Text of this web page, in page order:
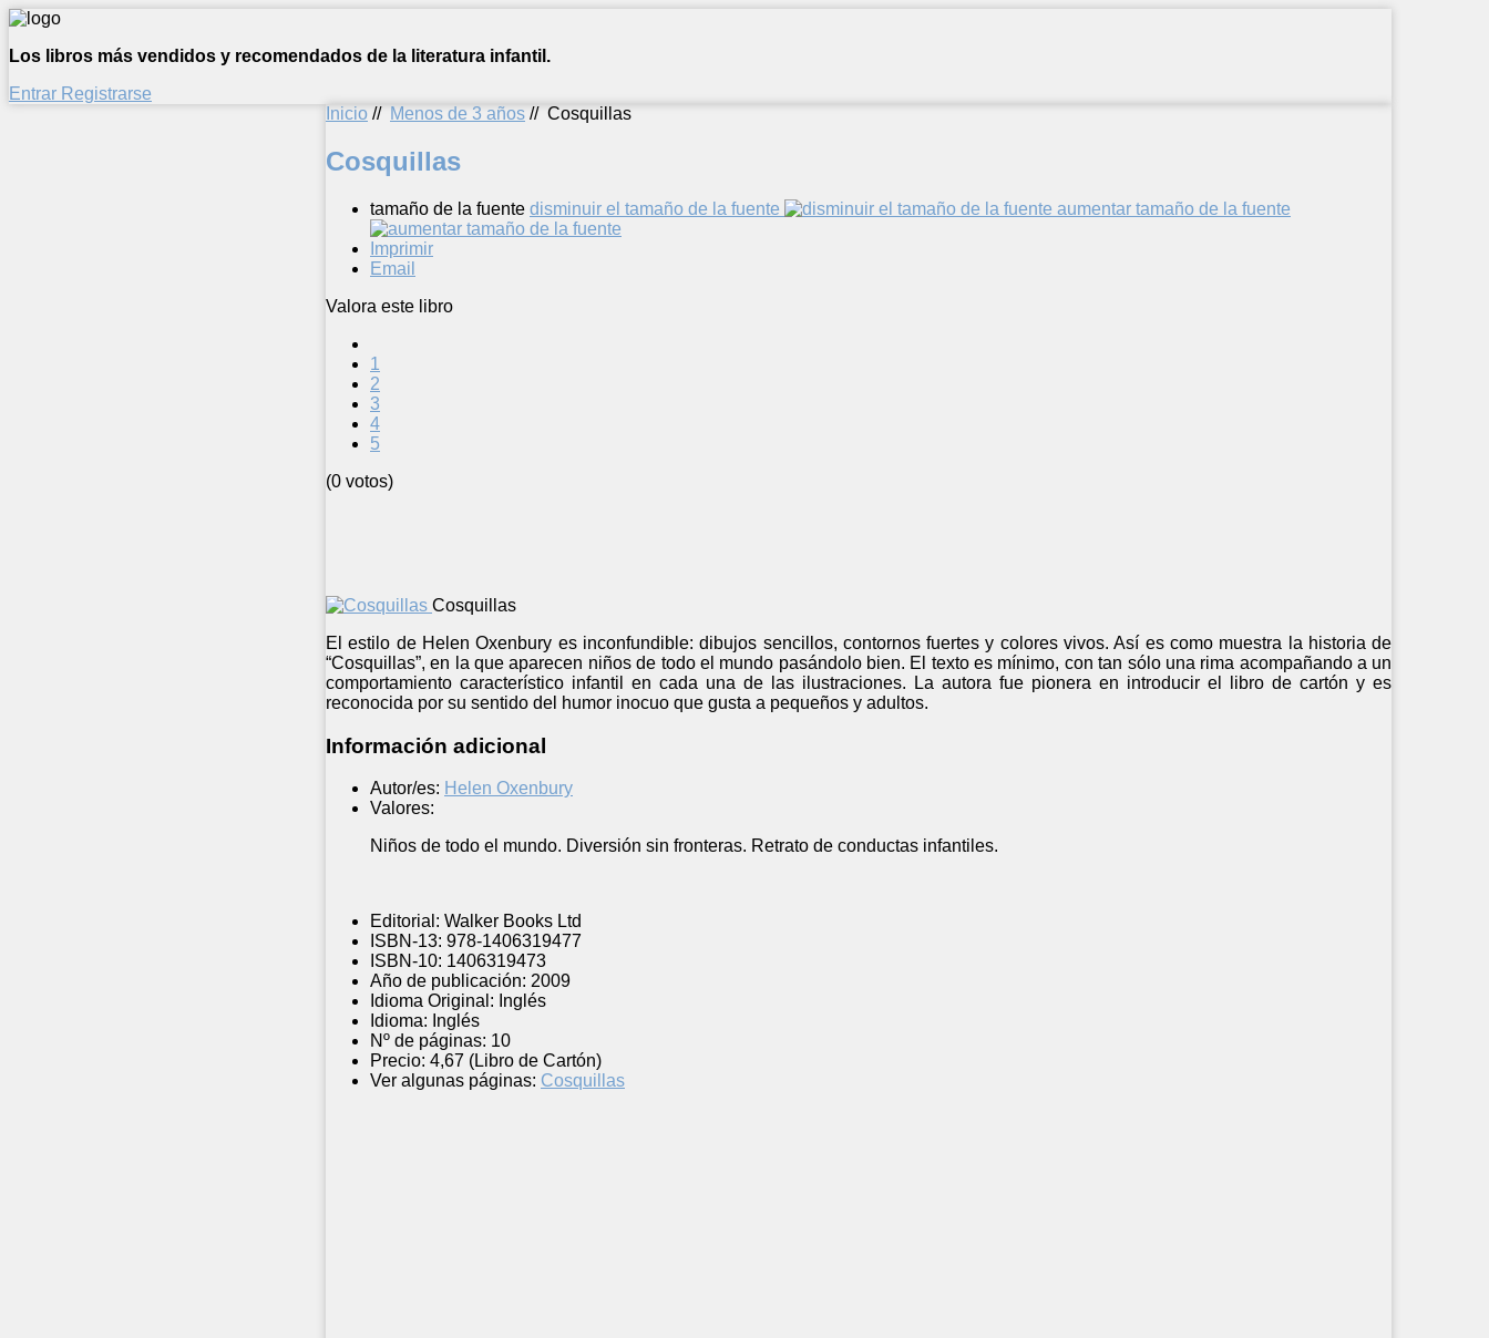
Los libros más vendidos y recomendados de la literatura infantil.
Entrar Registrarse
Inicio // Menos de 3 años // Cosquillas
Cosquillas
tamaño de la fuente disminuir el tamaño de la fuente aumentar tamaño de la fuente
Imprimir
Email
Valora este libro
1
2
3
4
5
(0 votos)
Cosquillas
El estilo de Helen Oxenbury es inconfundible: dibujos sencillos, contornos fuertes y colores vivos. Así es como muestra la historia de
“Cosquillas”, en la que aparecen niños de todo el mundo pasándolo bien. El texto es mínimo, con tan sólo una rima acompañando a un
comportamiento característico infantil en cada una de las ilustraciones. La autora fue pionera en introducir el libro de cartón y es
reconocida por su sentido del humor inocuo que gusta a pequeños y adultos.
Información adicional
Autor/es: Helen Oxenbury
Valores:
Niños de todo el mundo. Diversión sin fronteras. Retrato de conductas infantiles.
Editorial: Walker Books Ltd
ISBN-13: 978-1406319477
ISBN-10: 1406319473
Año de publicación: 2009
Idioma Original: Inglés
Idioma: Inglés
Nº de páginas: 10
Precio: 4,67 (Libro de Cartón)
Ver algunas páginas: Cosquillas